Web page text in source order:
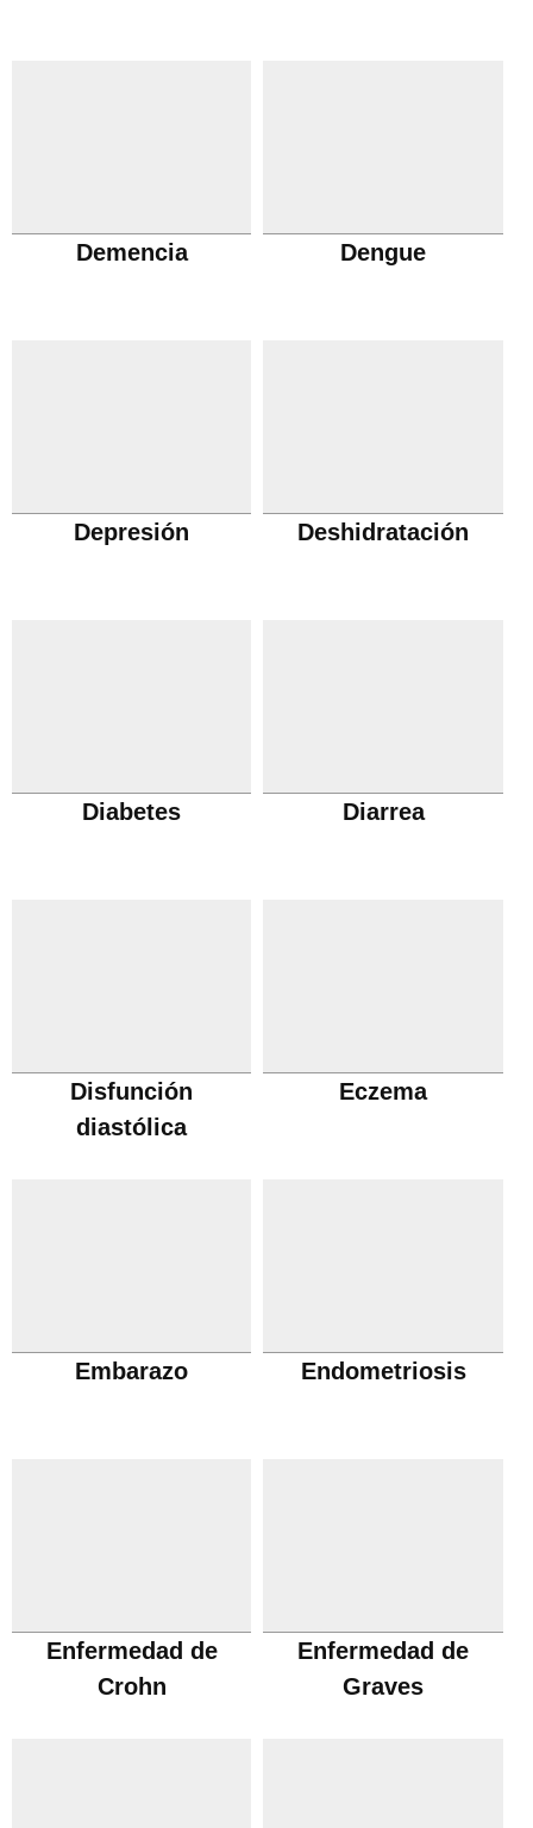
Demencia Dengue
Depresión Deshidratación
Diabetes Diarrea
Disfunción
diastólica
Eczema
Embarazo Endometriosis
Enfermedad de
Crohn
Enfermedad de
Graves